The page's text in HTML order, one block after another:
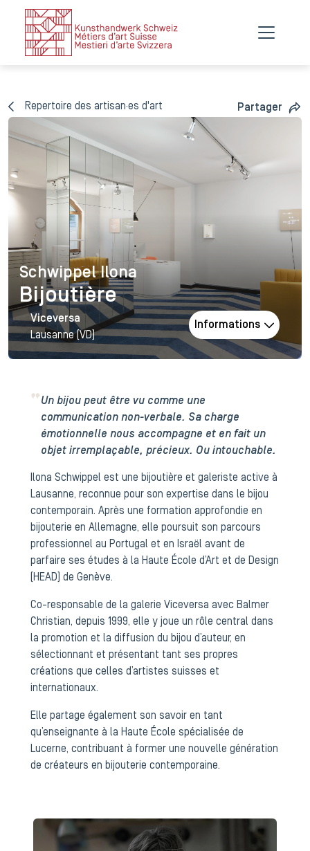
Repertoire des artisan·es d'art Partager
Schwippel Ilona
Schwippel Ilona
Bijoutière
Viceversa
Lausanne (VD)
Informations
Un bijou peut être vu comme une
communication non-verbale. Sa charge
émotionnelle nous accompagne et en fait un
objet irremplaçable, précieux. Ou intouchable.
Ilona Schwippel est une bijoutière et galeriste active à
Lausanne, reconnue pour son expertise dans le bijou
contemporain. Après une formation approfondie en
bijouterie en Allemagne, elle poursuit son parcours
professionnel au Portugal et en Israël avant de
parfaire ses études à la Haute École d’Art et de Design
(HEAD) de Genève.
Co-responsable de la galerie Viceversa avec Balmer
Christian, depuis 1999, elle y joue un rôle central dans
la promotion et la diffusion du bijou d’auteur, en
sélectionnant et présentant tant ses propres
créations que celles d’artistes suisses et
internationaux.
Elle partage également son savoir en tant
qu’enseignante à la Haute École spécialisée de
Lucerne, contribuant à former une nouvelle génération
de créateurs en bijouterie contemporaine.